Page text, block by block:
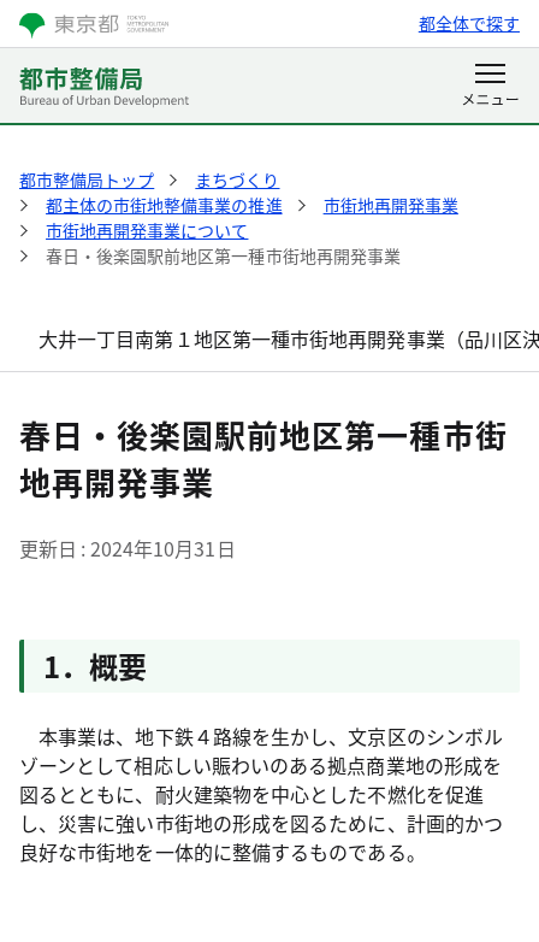
都全体で探す
都市整備局トップ
まちづくり
都主体の市街地整備事業の推進
市街地再開発事業
市街地再開発事業について
春日・後楽園駅前地区第一種市街地再開発事業
大井一丁目南第１地区第一種市街地再開発事業（品川区
春日・後楽園駅前地区第一種市街
地再開発事業
更新日 2024年10月31日
1．概要
本事業は、地下鉄４路線を生かし、文京区のシンボル
ゾーンとして相応しい賑わいのある拠点商業地の形成を
図るとともに、耐火建築物を中心とした不燃化を促進
し、災害に強い市街地の形成を図るために、計画的かつ
良好な市街地を一体的に整備するものである。